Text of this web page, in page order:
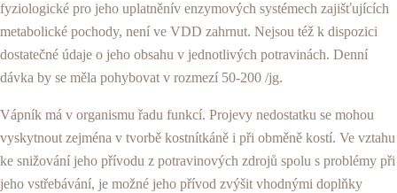
fyziologické pro jeho uplatněnív enzymových systémech zajišťujících
metabolické pochody, není ve VDD zahrnut. Nejsou též k dispozici
dostatečné údaje o jeho obsahu v jednotlivých potravinách. Denní
dávka by se měla pohybovat v rozmezí 50-200 /jg.
Vápník má v organismu řadu funkcí. Projevy nedostat­ku se mohou
vyskytnout zejména v tvorbě kostnítkáně i při obměně kostí. Ve vztahu
ke snižování jeho přívodu z potravinových zdrojů spolu s problémy při
jeho vstře­bávání, je možné jeho přívod zvýšit vhodnými doplňky